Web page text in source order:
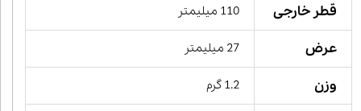
قطر خارجی 110 میلیمتر
عرض 27 میلیمتر
وزن 1.2 گرم